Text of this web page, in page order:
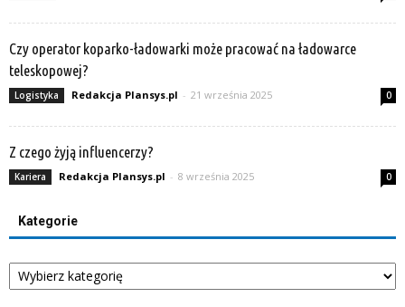
Czy operator koparko-ładowarki może pracować na ładowarce
teleskopowej?
Logistyka Redakcja Plansys.pl - 21 września 2025 0
Z czego żyją influencerzy?
Kariera Redakcja Plansys.pl - 8 września 2025 0
Kategorie
Kategorie